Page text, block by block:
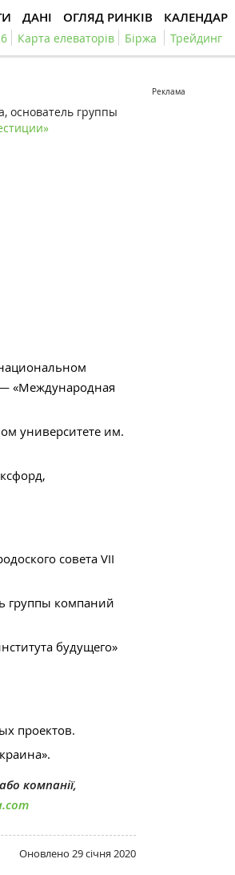
ДАНІ ОГЛЯД РИНКІВ КАЛЕНДАР
Карта елеваторів Біржа Трейдинг
основатель группы
— «Международная
университете им.
совета VII
группы компаний
будущего»
проектов.
компанії,
Оновлено 29 січня 2020
Реклама